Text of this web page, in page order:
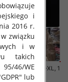
cienki Roz S-XL, 1
Paczka 3 szt
i
2016 r.
związku
i w
takich
46/WE
lub